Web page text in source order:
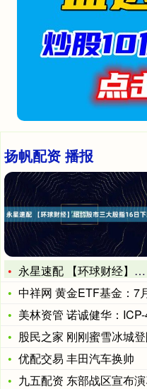
扬帆配资 播报
永星速配 【环球财经】纽约股市三大股指16日下跌
中祥网 黄金ETF基金：7
美林资管 诺诚健华：
股民之家 刚刚蜜雪冰城登陆
优配交易 丰田汽车换帅
九五配资 东部战区宣布演习